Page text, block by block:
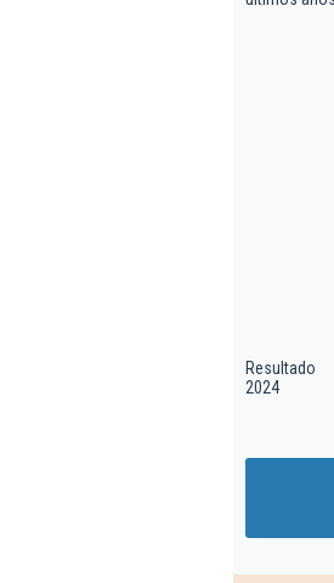
Resultado
2024